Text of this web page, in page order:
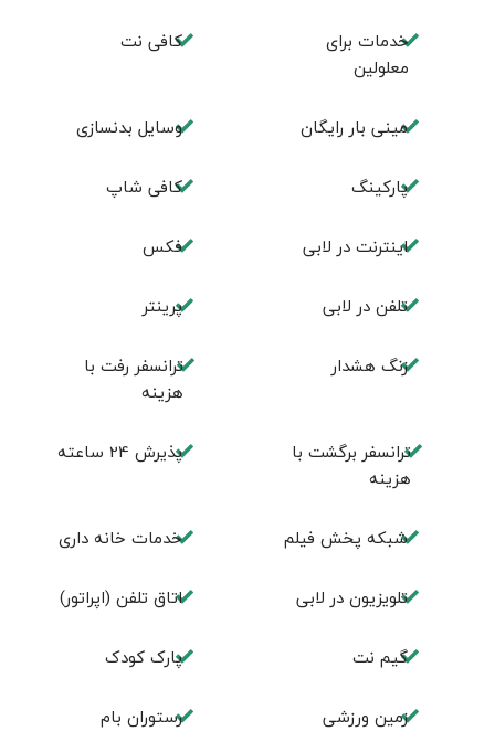
خدمات برای
معلولین
کافی نت
مینی بار رایگان وسایل بدنسازی
پاركينگ كافی شاپ
اينترنت در لابی فكس
تلفن در لابی پرینتر
زنگ هشدار
ترانسفر رفت با
هزینه
ترانسفر برگشت با
هزینه
پذیرش 24 ساعته
شبکه پخش فیلم خدمات خانه داری
تلویزیون در لابی اتاق تلفن (اپراتور)
گیم نت پارک کودک
زمین ورزشی رستوران بام